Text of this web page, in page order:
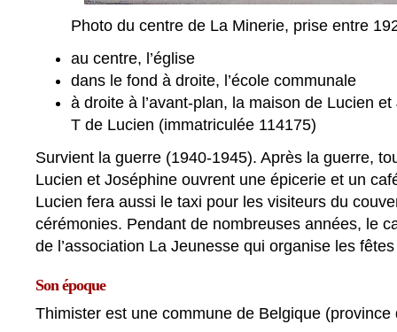
Photo du centre de La Minerie, prise entre
au centre, l’église
dans le fond à droite, l’école communale
à droite à l’avant-plan, la maison de Lucien
T de Lucien (immatriculée 114175)
Survient la guerre (1940-1945). Après la guerre,
Lucien et Joséphine ouvrent une épicerie et un
Lucien fera aussi le taxi pour les visiteurs du
cérémonies. Pendant de nombreuses années, le
de l’association La Jeunesse qui organise les
Son époque
Thimister est une commune de Belgique (province